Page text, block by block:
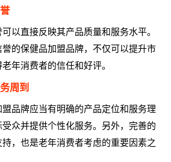
以直接反映其产品质量和服务水平。
的保健品加盟品牌，不仅可以提升市
年消费者的信任和好评。
周到
品牌应当有明确的产品定位和服务理
众并提供个性化服务。另外，完善的
，也是老年消费者考虑的重要因素之